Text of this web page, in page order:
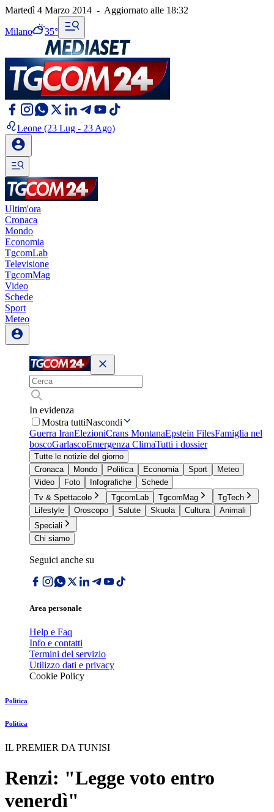
Martedì 4 Marzo 2014 - Aggiornato alle 18:32
Milano 35°
Leone (23 Lug - 23 Ago)
Ultim'ora
Cronaca
Mondo
Economia
TgcomLab
Televisione
TgcomMag
Video
Schede
Sport
Meteo
In evidenza
Mostra tuttiNascondi
Guerra IranElezioniCrans MontanaEpstein FilesFamiglia nel
boscoGarlascoEmergenza ClimaTutti i dossier
Tutte le notizie del giorno
Cronaca
Mondo Politica Economia Sport
Meteo
Video
Foto Infografiche
Schede
Tv & Spettacolo
TgcomLab TgcomMag
TgTech
Lifestyle
Oroscopo Salute Skuola Cultura
Animali
Speciali
Chi siamo
Seguici anche su
Area personale
Help e Faq
Info e contatti
Termini del servizio
Utilizzo dati e privacy
Cookie Policy
Politica
Politica
IL PREMIER DA TUNISI
Renzi: "Legge voto entro
venerdì"